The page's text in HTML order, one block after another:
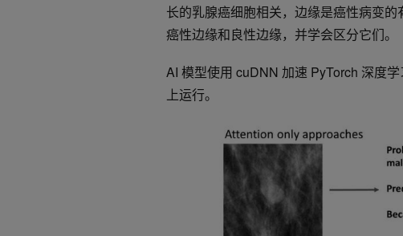
长的乳腺癌细胞相关，边缘是癌性病变
癌性边缘和良性边缘，并学会区分它们。
AI 模型使用 cuDNN 加速 PyTorch 深度
上运行。